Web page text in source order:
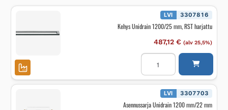
LVI 3307816
Kehys Unidrain 1200/25 mm, RST harjattu
487,12 € (alv 25,5%)
Kehys
Unidrain
1200/25
mm,
RST
harjattu
määrä
LVI 3307703
Asennussarja Unidrain 1200 mm/22 mm